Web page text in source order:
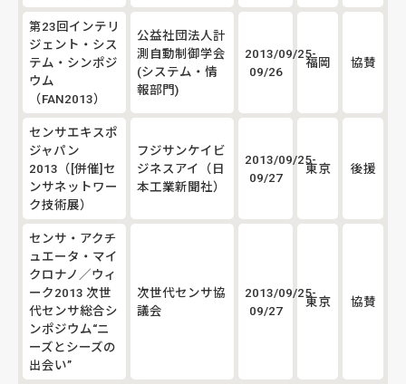
第23回インテリ
ジェント・シス
テム・シンポジ
ウム
（FAN2013）
公益社団法人計
測自動制御学会
(システム・情
報部門)
2013/09/25-
09/26
福岡 協賛
センサエキスポ
ジャパン
2013（[併催]セ
ンサネットワー
ク技術展）
フジサンケイビ
ジネスアイ（日
本工業新聞社）
2013/09/25-
09/27
東京 後援
センサ・アクチ
ュエータ・マイ
クロナノ／ウィ
ーク2013 次世
代センサ総合シ
ンポジウム“ニ
ーズとシーズの
出会い”
次世代センサ協
議会
2013/09/25-
09/27
東京 協賛